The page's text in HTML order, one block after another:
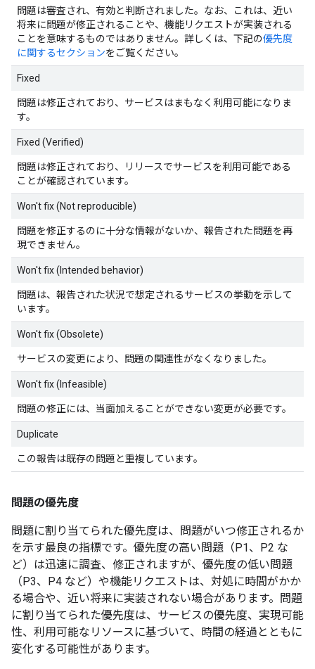
問題は審査され、有効と判断されました。なお、これは、近い
将来に問題が修正されることや、機能リクエストが実装される
ことを意味するものではありません。詳しくは、下記の優先度
に関するセクションをご覧ください。
Fixed
問題は修正されており、サービスはまもなく利用可能になりま
す。
Fixed (Verified)
問題は修正されており、リリースでサービスを利用可能である
ことが確認されています。
Won't fix (Not reproducible)
問題を修正するのに十分な情報がないか、報告された問題を再
現できません。
Won't fix (Intended behavior)
問題は、報告された状況で想定されるサービスの挙動を示して
います。
Won't fix (Obsolete)
サービスの変更により、問題の関連性がなくなりました。
Won't fix (Infeasible)
問題の修正には、当面加えることができない変更が必要です。
Duplicate
この報告は既存の問題と重複しています。
問題の優先度
問題に割り当てられた優先度は、問題がいつ修正されるか
を示す最良の指標です。優先度の高い問題（P1、P2 な
ど）は迅速に調査、修正されますが、優先度の低い問題
（P3、P4 など）や機能リクエストは、対処に時間がかか
る場合や、近い将来に実装されない場合があります。問題
に割り当てられた優先度は、サービスの優先度、実現可能
性、利用可能なリソースに基づいて、時間の経過とともに
変化する可能性があります。